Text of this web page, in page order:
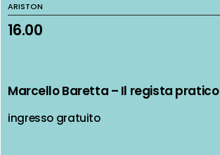
ARISTON
16.00
Marcello Baretta – Il regista pratico
ingresso gratuito
ARISTON
16.00
Marcello Baretta – Il regista pratico
ingresso gratuito